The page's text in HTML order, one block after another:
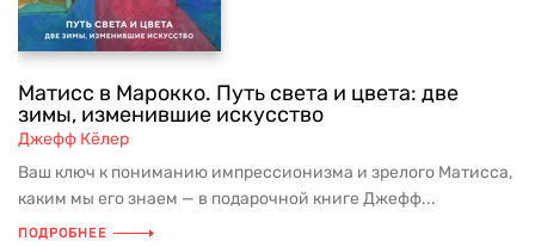
Матисс в Марокко. Путь света и цвета: две
зимы, изменившие искусство
Джефф Кёлер
Ваш ключ к пониманию импрессионизма и зрелого Матисса,
каким мы его знаем — в подарочной книге Джефф...
ПОДРОБНЕЕ